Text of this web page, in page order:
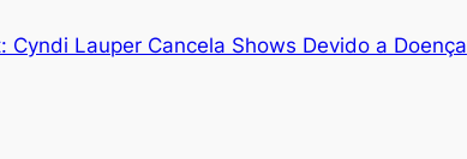
Cyndi Lauper Cancela Shows Devido a Doença